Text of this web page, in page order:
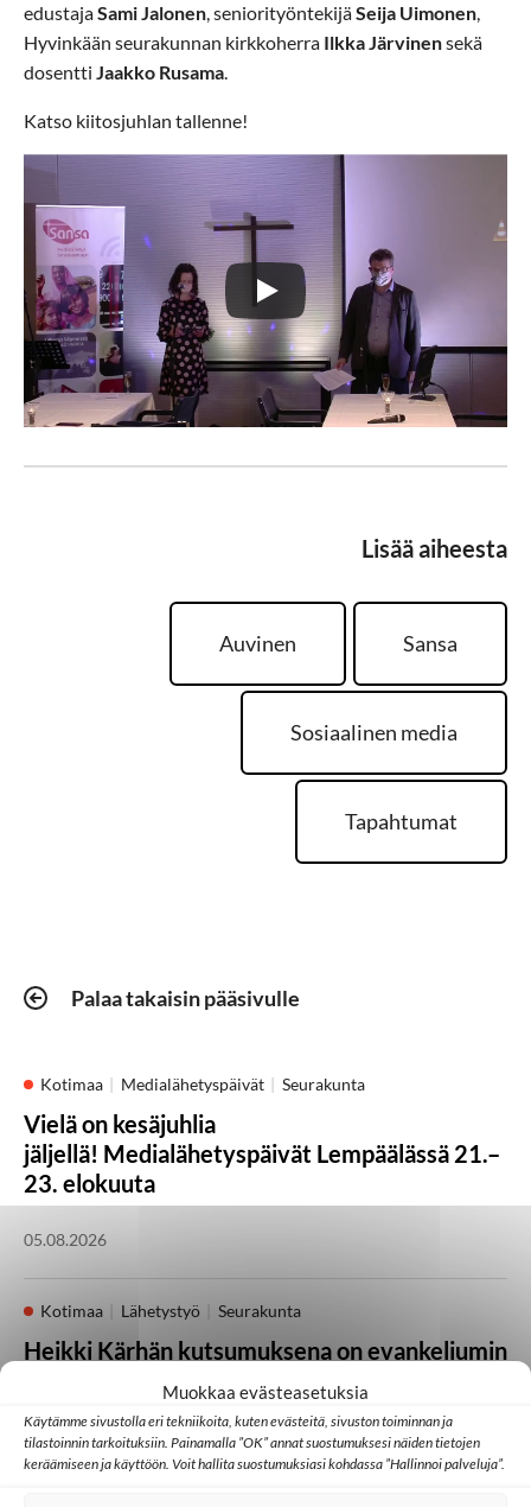
Muokkaa evästeasetuksia
Käytämme sivustolla eri tekniikoita, kuten evästeitä, sivuston toiminnan ja
tilastoinnin tarkoituksiin. Painamalla ”OK” annat suostumuksesi näiden tietojen
keräämiseen ja käyttöön. Voit hallita suostumuksiasi kohdassa ”Hallinnoi palveluja”.
edustajaSami Jalonen, seniorityöntekijäSeija Uimonen,
Hyvinkään seurakunnan kirkkoherra Ilkka Järvinensekä
dosentti Jaakko Rusama.
Katso kiitosjuhlan tallenne!
Lisää aiheesta
Auvinen Sansa
Sosiaalinen media
Tapahtumat
Palaa takaisin pääsivulle
Kotimaa Medialähetyspäivät Seurakunta
Vielä on kesäjuhlia
jäljellä! Medialähetyspäivät Lempäälässä 21.–
23. elokuuta
05.08.2026
Kotimaa Lähetystyö Seurakunta
Heikki Kärhän kutsumuksena on evankeliumin
21.07.2026